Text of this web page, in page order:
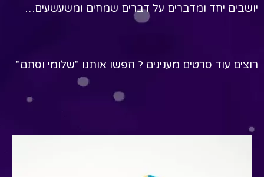
יושבים יחד ומדברים על דברים שמחים ומשעשעים…
רוצים עוד סרטים מענינים ? חפשו אותנו "שלומי וסתם"